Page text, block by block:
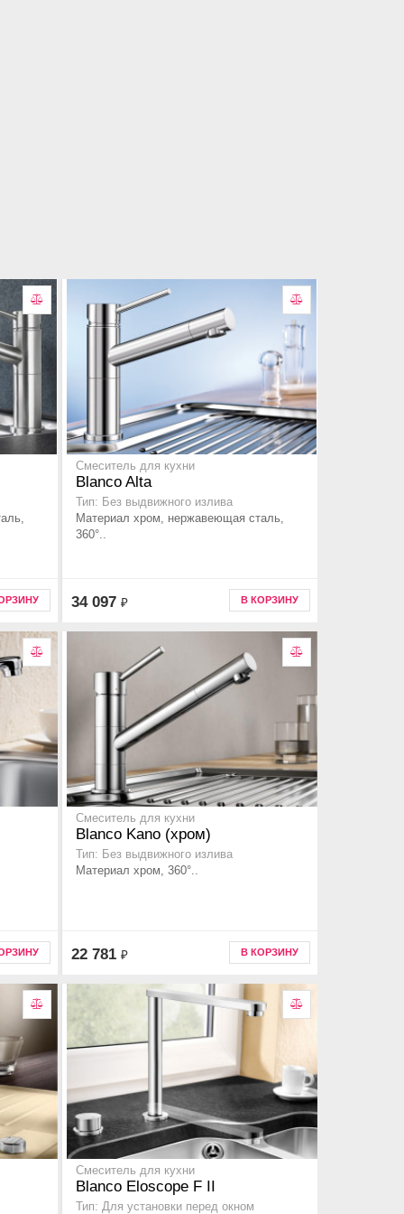
Смеситель для кухни
Blanco Alta
Тип: Без выдвижного излива
Материал хром, нержавеющая сталь,
360°..
34 097 ₽ В КОРЗИНУ
Смеситель для кухни
Blanco Kano (хром)
Тип: Без выдвижного излива
Материал хром, 360°..
22 781 ₽ В КОРЗИНУ
Смеситель для кухни
Blanco Eloscope F II
Тип: Для установки перед окном